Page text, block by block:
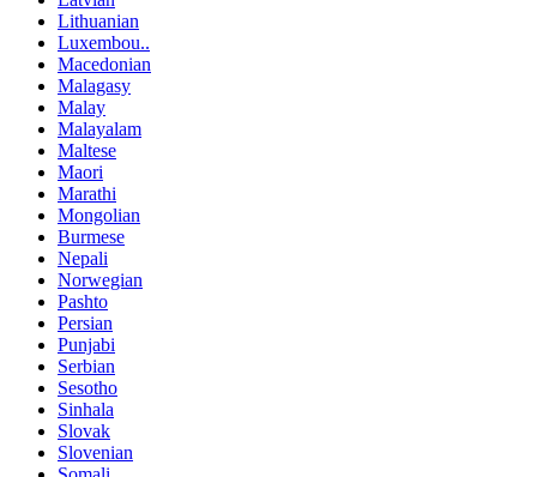
Lithuanian
Luxembou..
Macedonian
Malagasy
Malay
Malayalam
Maltese
Maori
Marathi
Mongolian
Burmese
Nepali
Norwegian
Pashto
Persian
Punjabi
Serbian
Sesotho
Sinhala
Slovak
Slovenian